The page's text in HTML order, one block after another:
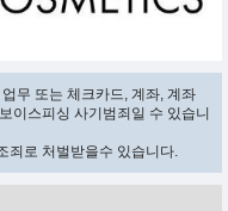
무 또는 체크카드, 계좌, 계좌
이스피싱 사기범죄일 수 있습니
죄로 처벌받을수 있습니다.